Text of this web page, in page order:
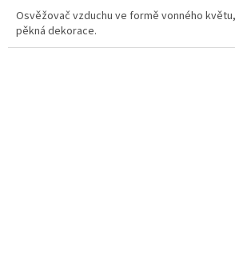
Osvěžovač vzduchu ve formě vonného
pěkná dekorace.